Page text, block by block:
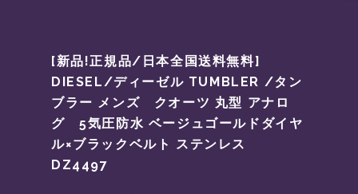
[新品!正規品/日本全国送料無料]
DIESEL/ディーゼル TUMBLER /タン
ブラー メンズ クオーツ 丸型 アナロ
グ 5気圧防水 ベージュゴールドダイヤ
ル×ブラックベルト ステンレス
DZ4497